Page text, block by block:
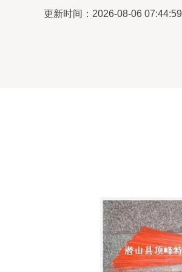
更新时间：2026-08-06 07:44:59